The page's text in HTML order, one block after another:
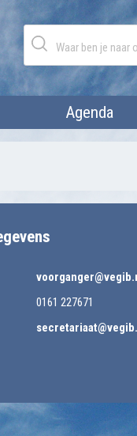
Agenda
0161 227671